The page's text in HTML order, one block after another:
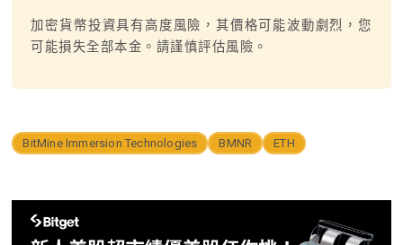
加密貨幣投資具有高度風險，其價格可能波動劇烈，您
可能損失全部本金。請謹慎評估風險。
BitMine Immersion Technologies BMNR ETH